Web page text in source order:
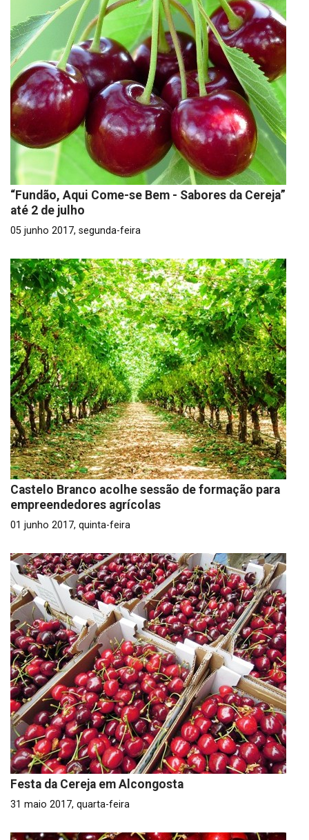
“Fundão, Aqui Come-se Bem - Sabores da Cereja”
até 2 de julho
05 junho 2017, segunda-feira
Castelo Branco acolhe sessão de formação para
empreendedores agrícolas
01 junho 2017, quinta-feira
Festa da Cereja em Alcongosta
31 maio 2017, quarta-feira